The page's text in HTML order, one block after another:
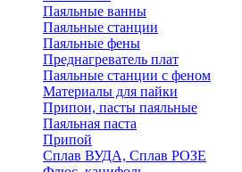
Паяльные ванны
Паяльные станции
Паяльные фены
Преднагреватель плат
Паяльные станции с феном
Материалы для пайки
Припои, пасты паяльные
Паяльная паста
Припой
Сплав ВУДА, Сплав РОЗЕ